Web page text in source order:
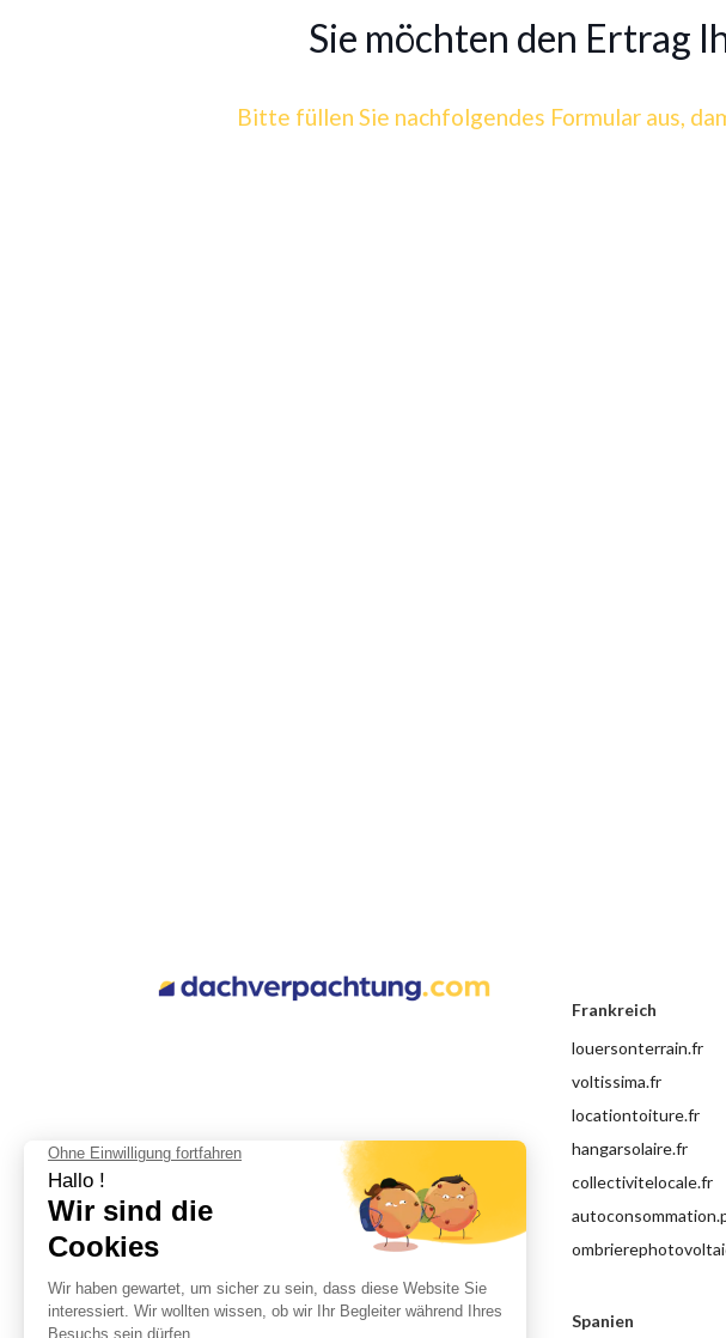
Sie möchten den Ertrag
Bitte füllen Sie nachfolgendes Formular aus,
Frankreich
louersonterrain.fr
voltissima.fr
locationtoiture.fr
hangarsolaire.fr
collectivitelocale.fr
Spanien